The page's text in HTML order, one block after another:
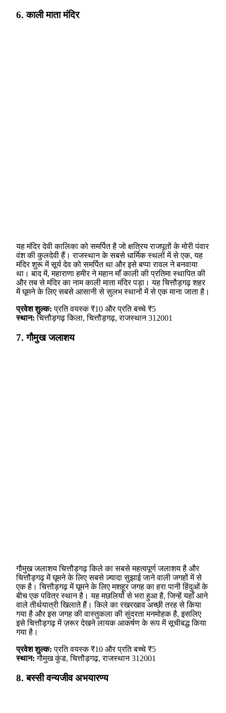
6. काली माता मंदिर
यह मंदिर देवी कालिका को समर्पित है जो क्षत्रिय राजपूतों के मोरी पंवार
वंश की कुलदेवी हैं। राजस्थान के सबसे धार्मिक स्थलों में से एक, यह
मंदिर शुरू में सूर्य देव को समर्पित था और इसे बप्पा रावल ने बनवाया
था। बाद में, महाराणा हमीर ने महान माँ काली की प्रतिमा स्थापित की
और तब से मंदिर का नाम काली माता मंदिर पड़ा। यह चित्तौड़गढ़ शहर
में घूमने के लिए सबसे आसानी से सुलभ स्थानों में से एक माना जाता है।
प्रवेश शुल्क: प्रति वयस्क ₹10 और प्रति बच्चे ₹5
स्थान: चित्तौड़गढ़ किला, चित्तौड़गढ़, राजस्थान 312001
7. गौमुख जलाशय
गौमुख जलाशय चित्तौड़गढ़ किले का सबसे महत्वपूर्ण जलाशय है और
चित्तौड़गढ़ में घूमने के लिए सबसे ज़्यादा सुझाई जाने वाली जगहों में से
एक है। चित्तौड़गढ़ में घूमने के लिए मशहूर जगह का हरा पानी हिंदुओं के
बीच एक पवित्र स्थान है। यह मछलियों से भरा हुआ है, जिन्हें यहाँ आने
वाले तीर्थयात्री खिलाते हैं। किले का रखरखाव अच्छी तरह से किया
गया है और इस जगह की वास्तुकला की सुंदरता मनमोहक है, इसलिए
इसे चित्तौड़गढ़ में ज़रूर देखने लायक आकर्षण के रूप में सूचीबद्ध किया
गया है।
प्रवेश शुल्क: प्रति वयस्क ₹10 और प्रति बच्चे ₹5
स्थान: गौमुख कुंड, चित्तौड़गढ़, राजस्थान 312001
8. बस्सी वन्यजीव अभयारण्य